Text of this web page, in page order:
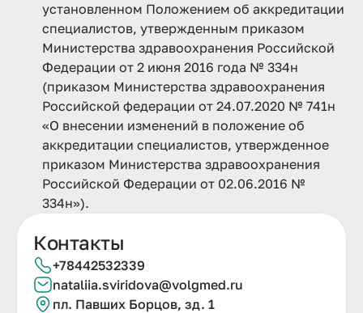
установленном Положением об аккредитации
специалистов, утвержденным приказом
Министерства здравоохранения Российской
Федерации от 2 июня 2016 года № 334н
(приказом Министерства здравоохранения
Российской федерации от 24.07.2020 № 741н
«О внесении изменений в положение об
аккредитации специалистов, утвержденное
приказом Министерства здравоохранения
Российской Федерации от 02.06.2016 №
334н»).
Контакты
+78442532339
nataliia.sviridova@volgmed.ru
пл. Павших Борцов, зд. 1